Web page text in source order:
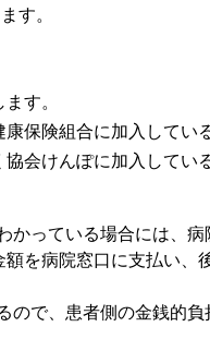
す。
す。
保険組合に加入してい
会けんぽに加入してい
っている場合には、
を病院窓口に支払い、
で、患者側の金銭的